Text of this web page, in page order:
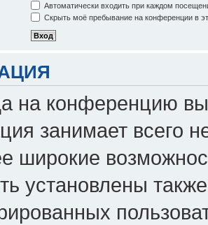
Автоматически входить при каждом
Скрыть моё пребывание на конференции в
на конференцию
занимает всего
широкие
установлены